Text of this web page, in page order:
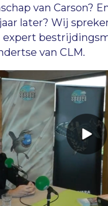
van Carson?
later? Wij
expert
van CLM.